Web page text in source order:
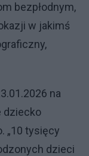
bezpłodnym,
w jakimś
na
dziecko
„10 tysięcy
dzieci